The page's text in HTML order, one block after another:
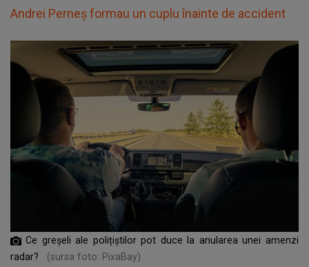
Andrei Perneș formau un cuplu înainte de accident
Ce greșeli ale polițiștilor pot duce la anularea unei amenzi
radar?
(sursa foto: PixaBay)